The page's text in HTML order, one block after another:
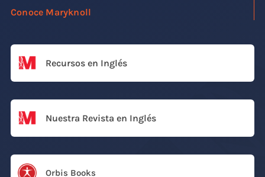
Conoce Maryknoll
Recursos en Inglés
Nuestra Revista en Inglés
Orbis Books